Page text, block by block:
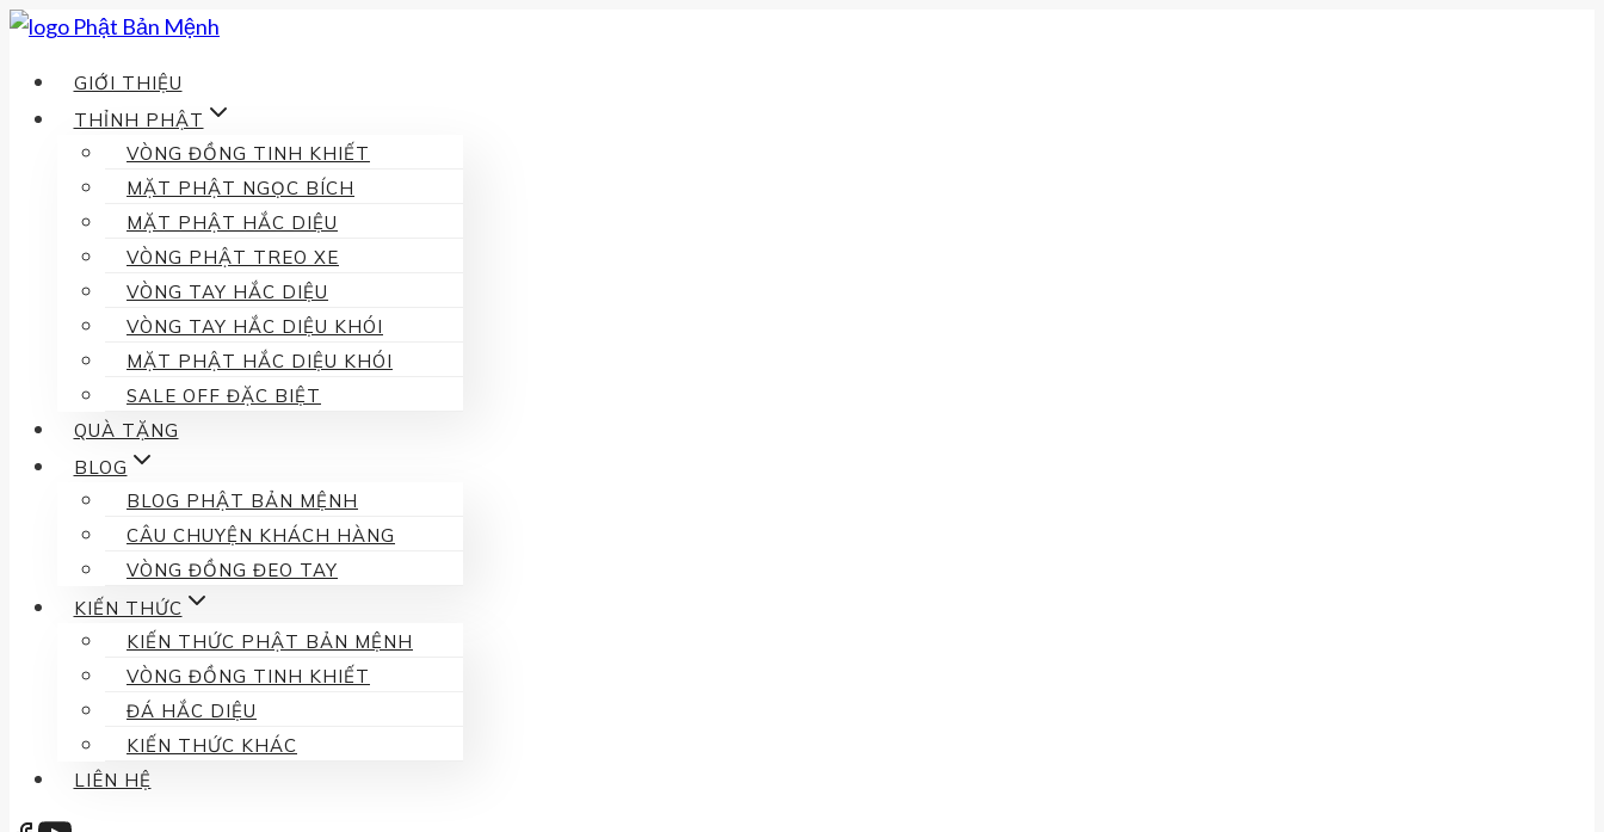
Skip
contentGIỚI THIỆU
THỈNH PHẬT
VÒNG ĐỒNG TINH KHIẾT
MẶT PHẬT NGỌC BÍCH
MẶT PHẬT HẮC DIỆU
VÒNG PHẬT TREO XE
VÒNG TAY HẮC DIỆU
VÒNG TAY HẮC DIỆU KHÓI
MẶT PHẬT HẮC DIỆU KHÓI
SALE OFF ĐẶC BIỆT
QUÀ TẶNG
BLOG
BLOG PHẬT BẢN MỆNH
CÂU CHUYỆN KHÁCH HÀNG
VÒNG ĐỒNG ĐEO TAY
KIẾN THỨC
KIẾN THỨC PHẬT BẢN MỆNH
VÒNG ĐỒNG TINH KHIẾT
ĐÁ HẮC DIỆU
KIẾN THỨC KHÁC
LIÊN HỆ